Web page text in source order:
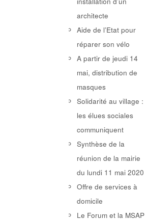
architecte
Aide de l’Etat pour
réparer son vélo
A partir de jeudi 14
mai, distribution de
masques
Solidarité au village :
les élues sociales
communiquent
Synthèse de la
réunion de la mairie
du lundi 11 mai 2020
Offre de services à
domicile
Le Forum et la MSAP